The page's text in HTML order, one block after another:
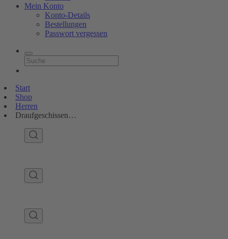
Mein Konto
Konto-Details
Bestellungen
Passwort vergessen
Start
Shop
Herren
Draufgeschissen…